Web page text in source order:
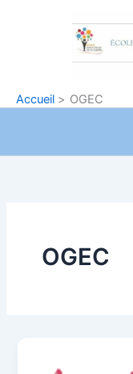
Accueil OGEC
OGEC
rendu